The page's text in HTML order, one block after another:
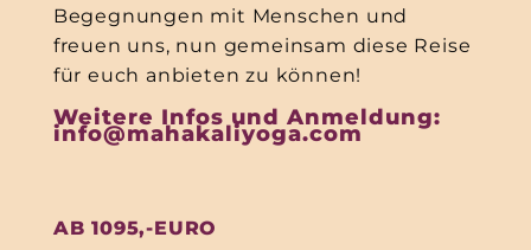
Begegnungen mit Menschen und
freuen uns, nun gemeinsam diese Reise
für euch anbieten zu können!
Weitere Infos und Anmeldung:
info@mahakaliyoga.com
AB 1095,-EURO